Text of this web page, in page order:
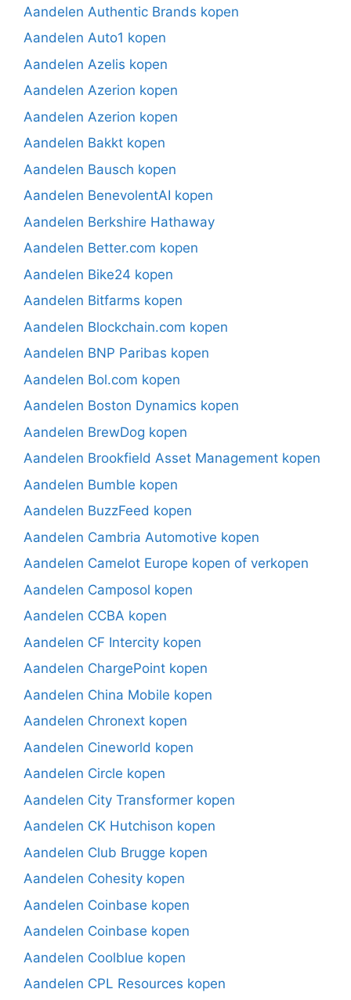
Aandelen Authentic Brands kopen
Aandelen Auto1 kopen
Aandelen Azelis kopen
Aandelen Azerion kopen
Aandelen Azerion kopen
Aandelen Bakkt kopen
Aandelen Bausch kopen
Aandelen BenevolentAI kopen
Aandelen Berkshire Hathaway
Aandelen Better.com kopen
Aandelen Bike24 kopen
Aandelen Bitfarms kopen
Aandelen Blockchain.com kopen
Aandelen BNP Paribas kopen
Aandelen Bol.com kopen
Aandelen Boston Dynamics kopen
Aandelen BrewDog kopen
Aandelen Brookfield Asset Management kopen
Aandelen Bumble kopen
Aandelen BuzzFeed kopen
Aandelen Cambria Automotive kopen
Aandelen Camelot Europe kopen of verkopen
Aandelen Camposol kopen
Aandelen CCBA kopen
Aandelen CF Intercity kopen
Aandelen ChargePoint kopen
Aandelen China Mobile kopen
Aandelen Chronext kopen
Aandelen Cineworld kopen
Aandelen Circle kopen
Aandelen City Transformer kopen
Aandelen CK Hutchison kopen
Aandelen Club Brugge kopen
Aandelen Cohesity kopen
Aandelen Coinbase kopen
Aandelen Coinbase kopen
Aandelen Coolblue kopen
Aandelen CPL Resources kopen